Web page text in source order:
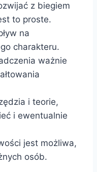
z biegiem
to proste.
na
charakteru.
ważnie
i teorie,
i ewentualnie
jest możliwa,
osób.